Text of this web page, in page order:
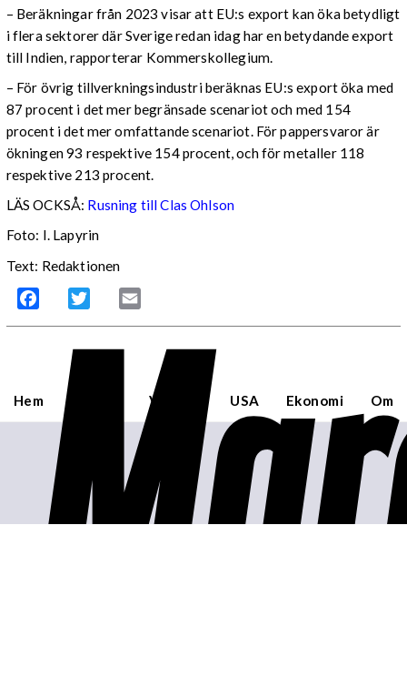
– Beräkningar från 2023 visar att EU:s export kan öka betydligt
i flera sektorer där Sverige redan idag har en betydande export
till Indien, rapporterar Kommerskollegium.
– För övrig tillverkningsindustri beräknas EU:s export öka med
87 procent i det mer begränsade scenariot och med 154
procent i det mer omfattande scenariot. För pappersvaror är
ökningen 93 respektive 154 procent, och för metaller 118
respektive 213 procent.
LÄS OCKSÅ: Rusning till Clas Ohlson
Foto: I. Lapyrin
Text: Redaktionen
Facebook Twitter
Hem Världen USA Ekonomi Om